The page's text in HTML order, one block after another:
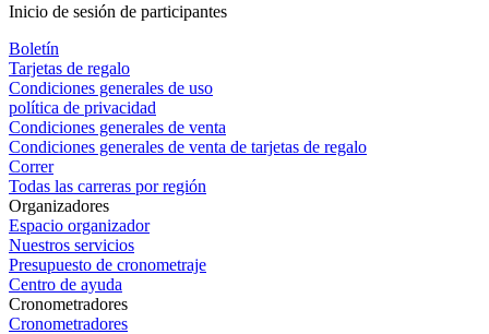
Inicio de sesión de participantes
Boletín
Tarjetas de regalo
Condiciones generales de uso
política de privacidad
Condiciones generales de venta
Condiciones generales de venta de tarjetas de regalo
Correr
Todas las carreras por región
Organizadores
Espacio organizador
Nuestros servicios
Presupuesto de cronometraje
Centro de ayuda
Cronometradores
Cronometradores